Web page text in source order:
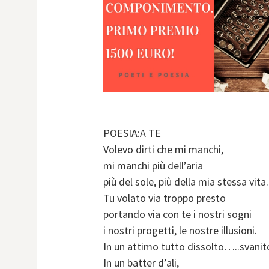
POESIA:A TE
Volevo dirti che mi manchi,
mi manchi più dell’aria
più del sole, più della mia stessa vita.
Tu volato via troppo presto
portando via con te i nostri sogni
i nostri progetti, le nostre illusioni.
In un attimo tutto
In un batter d’ali,